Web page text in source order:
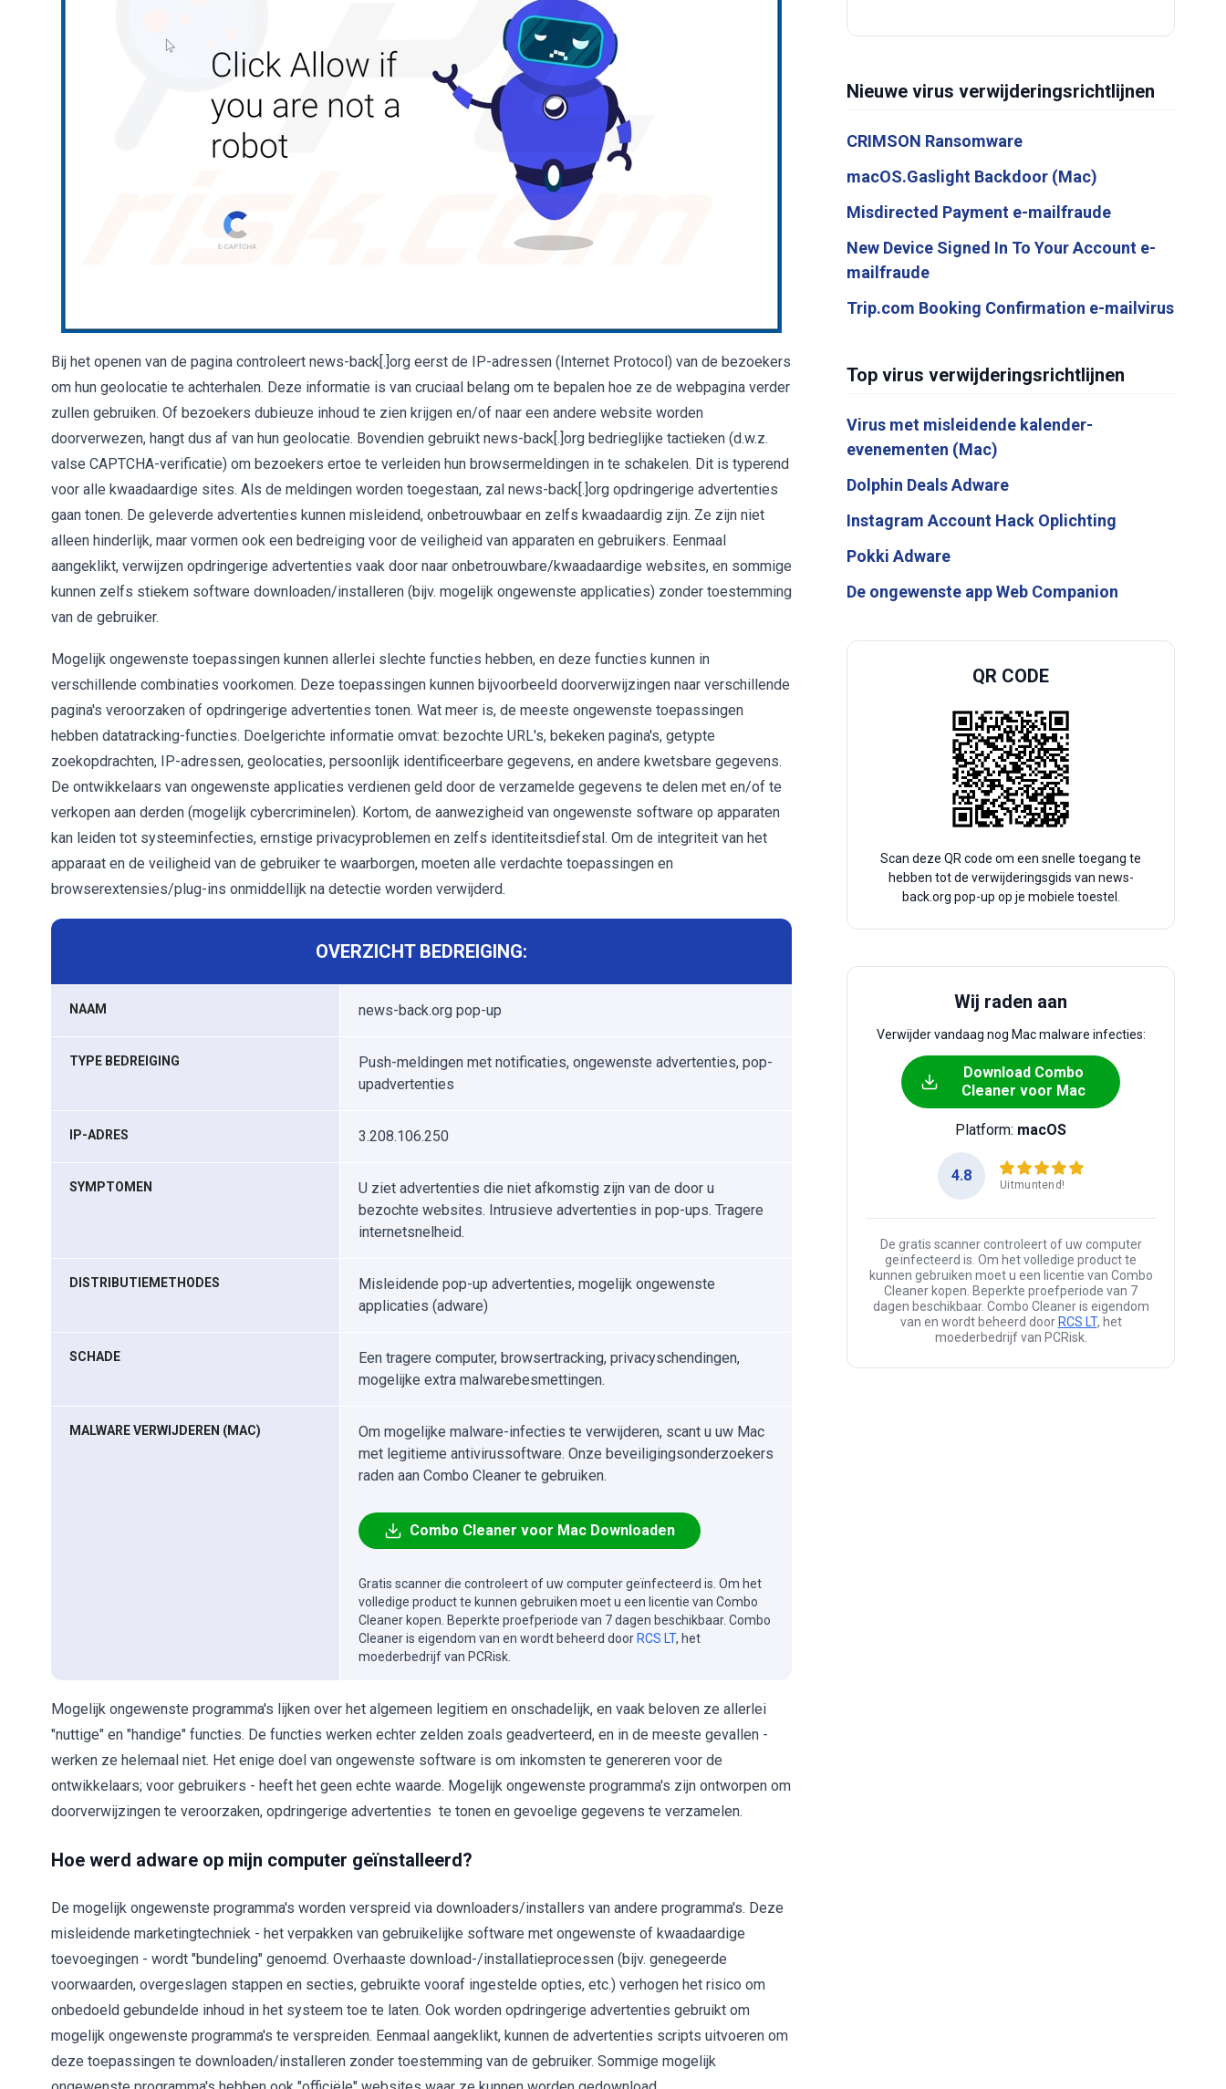
Bij het openen van de pagina controleert news-back[.]org eerst de IP-adressen (Internet Protocol) van de bezoekers
om hun geolocatie te achterhalen. Deze informatie is van cruciaal belang om te bepalen hoe ze de webpagina verder
zullen gebruiken. Of bezoekers dubieuze inhoud te zien krijgen en/of naar een andere website worden
doorverwezen, hangt dus af van hun geolocatie. Bovendien gebruikt news-back[.]org bedrieglijke tactieken (d.w.z.
valse CAPTCHA-verificatie) om bezoekers ertoe te verleiden hun browsermeldingen in te schakelen. Dit is typerend
voor alle kwaadaardige sites. Als de meldingen worden toegestaan, zal news-back[.]org opdringerige advertenties
gaan tonen. De geleverde advertenties kunnen misleidend, onbetrouwbaar en zelfs kwaadaardig zijn. Ze zijn niet
alleen hinderlijk, maar vormen ook een bedreiging voor de veiligheid van apparaten en gebruikers. Eenmaal
aangeklikt, verwijzen opdringerige advertenties vaak door naar onbetrouwbare/kwaadaardige websites, en sommige
kunnen zelfs stiekem software downloaden/installeren (bijv. mogelijk ongewenste applicaties) zonder toestemming
van de gebruiker.
Mogelijk ongewenste toepassingen kunnen allerlei slechte functies hebben, en deze functies kunnen in
verschillende combinaties voorkomen. Deze toepassingen kunnen bijvoorbeeld doorverwijzingen naar verschillende
pagina's veroorzaken of opdringerige advertenties tonen. Wat meer is, de meeste ongewenste toepassingen
hebben datatracking-functies. Doelgerichte informatie omvat: bezochte URL's, bekeken pagina's, getypte
zoekopdrachten, IP-adressen, geolocaties, persoonlijk identificeerbare gegevens, en andere kwetsbare gegevens.
De ontwikkelaars van ongewenste applicaties verdienen geld door de verzamelde gegevens te delen met en/of te
verkopen aan derden (mogelijk cybercriminelen). Kortom, de aanwezigheid van ongewenste software op apparaten
kan leiden tot systeeminfecties, ernstige privacyproblemen en zelfs identiteitsdiefstal. Om de integriteit van het
apparaat en de veiligheid van de gebruiker te waarborgen, moeten alle verdachte toepassingen en
browserextensies/plug-ins onmiddellijk na detectie worden verwijderd.
OVERZICHT BEDREIGING:
NAAM news-back.org pop-up
TYPE BEDREIGING
Push-meldingen met notificaties, ongewenste advertenties, pop-
upadvertenties
IP-ADRES 3.208.106.250
SYMPTOMEN
U ziet advertenties die niet afkomstig zijn van de door u
bezochte websites. Intrusieve advertenties in pop-ups. Tragere
internetsnelheid.
DISTRIBUTIEMETHODES
Misleidende pop-up advertenties, mogelijk ongewenste
applicaties (adware)
SCHADE
Een tragere computer, browsertracking, privacyschendingen,
mogelijke extra malwarebesmettingen.
MALWARE VERWIJDEREN (MAC)
Om mogelijke malware-infecties te verwijderen, scant u uw Mac
met legitieme antivirussoftware. Onze beveiligingsonderzoekers
raden aan Combo Cleaner te gebruiken.
Combo Cleaner voor Mac Downloaden
Gratis scanner die controleert of uw computer geïnfecteerd is. Om het
volledige product te kunnen gebruiken moet u een licentie van Combo
Cleaner kopen. Beperkte proefperiode van 7 dagen beschikbaar. Combo
Cleaner is eigendom van en wordt beheerd door RCS LT, het
moederbedrijf van PCRisk.
Mogelijk ongewenste programma's lijken over het algemeen legitiem en onschadelijk, en vaak beloven ze allerlei
"nuttige" en "handige" functies. De functies werken echter zelden zoals geadverteerd, en in de meeste gevallen -
werken ze helemaal niet. Het enige doel van ongewenste software is om inkomsten te genereren voor de
ontwikkelaars; voor gebruikers - heeft het geen echte waarde. Mogelijk ongewenste programma's zijn ontworpen om
doorverwijzingen te veroorzaken, opdringerige advertenties te tonen en gevoelige gegevens te verzamelen.
Hoe werd adware op mijn computer geïnstalleerd?
De mogelijk ongewenste programma's worden verspreid via downloaders/installers van andere programma's. Deze
misleidende marketingtechniek - het verpakken van gebruikelijke software met ongewenste of kwaadaardige
toevoegingen - wordt "bundeling" genoemd. Overhaaste download-/installatieprocessen (bijv. genegeerde
voorwaarden, overgeslagen stappen en secties, gebruikte vooraf ingestelde opties, etc.) verhogen het risico om
onbedoeld gebundelde inhoud in het systeem toe te laten. Ook worden opdringerige advertenties gebruikt om
mogelijk ongewenste programma's te verspreiden. Eenmaal aangeklikt, kunnen de advertenties scripts uitvoeren om
deze toepassingen te downloaden/installeren zonder toestemming van de gebruiker. Sommige mogelijk
Nieuwe virus verwijderingsrichtlijnen
CRIMSON Ransomware
macOS.Gaslight Backdoor (Mac)
Misdirected Payment e-mailfraude
New Device Signed In To Your Account e-
mailfraude
Trip.com Booking Confirmation e-mailvirus
Top virus verwijderingsrichtlijnen
Virus met misleidende kalender-
evenementen (Mac)
Dolphin Deals Adware
Instagram Account Hack Oplichting
Pokki Adware
De ongewenste app Web Companion
QR CODE
Scan deze QR code om een snelle toegang te
hebben tot de verwijderingsgids van news-
back.org pop-up op je mobiele toestel.
Wij raden aan
Verwijder vandaag nog Mac malware infecties:
Download Combo
Cleaner voor Mac
Platform: macOS
4.8
Uitmuntend!
De gratis scanner controleert of uw computer
geïnfecteerd is. Om het volledige product te
kunnen gebruiken moet u een licentie van Combo
Cleaner kopen. Beperkte proefperiode van 7
dagen beschikbaar. Combo Cleaner is eigendom
van en wordt beheerd door RCS LT, het
moederbedrijf van PCRisk.